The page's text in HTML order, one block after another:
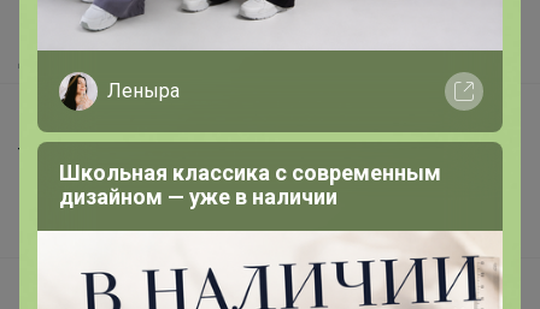
Как получить?
Доставка
Шоурумы
Торговые марки
Наша команда
В наличии
Подарочные сертификаты
Леныра
Школьная классика с современным
дизайном — уже в наличии